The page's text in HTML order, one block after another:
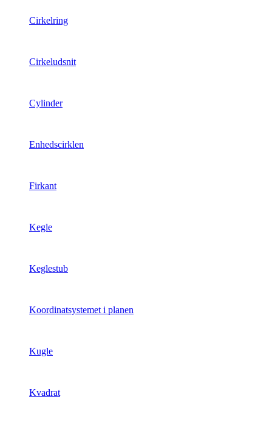
Cirkelring
Cirkeludsnit
Cylinder
Enhedscirklen
Firkant
Kegle
Keglestub
Koordinatsystemet i planen
Kugle
Kvadrat